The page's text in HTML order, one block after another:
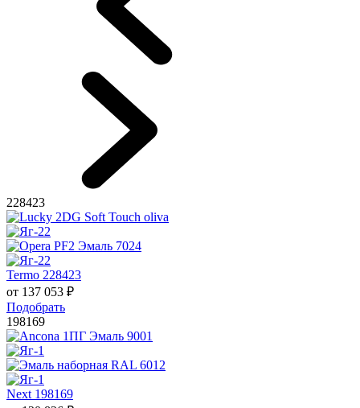
228423
Termo 228423
от 137 053 ₽
Подобрать
198169
Next 198169